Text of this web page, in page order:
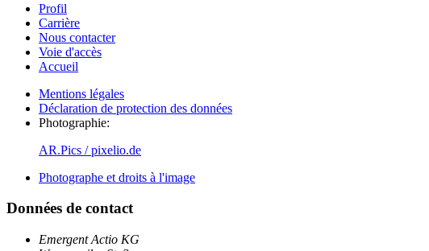
Profil
Carrière
Nous contacter
Voie d'accès
Accueil
Mentions légales
Déclaration de protection des données
Photographie:
AR.Pics / pixelio.de
Photographe et droits à l'image
Données de contact
Emergent Actio KG